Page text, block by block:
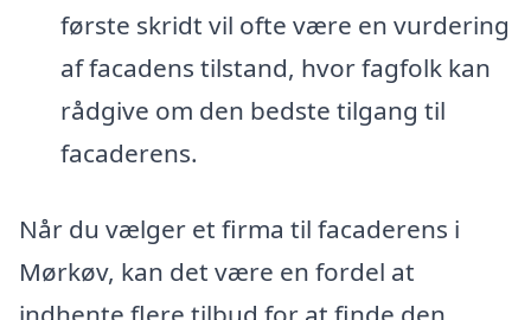
første skridt vil ofte være en vurdering
af facadens tilstand, hvor fagfolk kan
rådgive om den bedste tilgang til
facaderens.
Når du vælger et firma til facaderens i
Mørkøv, kan det være en fordel at